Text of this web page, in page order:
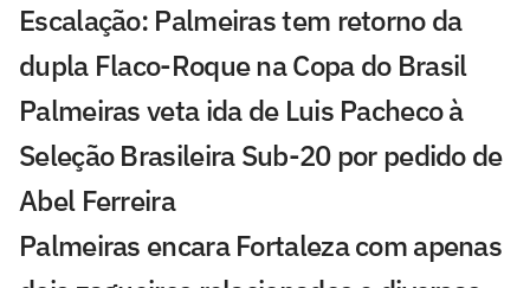
Escalação: Palmeiras tem retorno da
dupla Flaco-Roque na Copa do Brasil
Palmeiras veta ida de Luis Pacheco à
Seleção Brasileira Sub-20 por pedido de
Abel Ferreira
Palmeiras encara Fortaleza com apenas